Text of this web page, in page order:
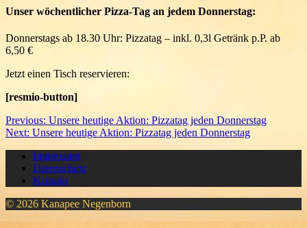
Unser wöchentlicher Pizza-Tag an jedem Donnerstag:
Donnerstags ab 18.30 Uhr: Pizzatag – inkl. 0,3l Getränk p.P. ab
6,50 €
Jetzt einen Tisch reservieren:
[resmio-button]
Beitragsnavigation
Previous: Previous
post:
Unsere heutige Aktion: Pizzatag jeden Donnerstag
Next: Next
Unsere heutige Aktion: Pizzatag jeden Donnerstag
Impressum
Datenschutz
Kontakt
© 2026 Kanapee Negenborn